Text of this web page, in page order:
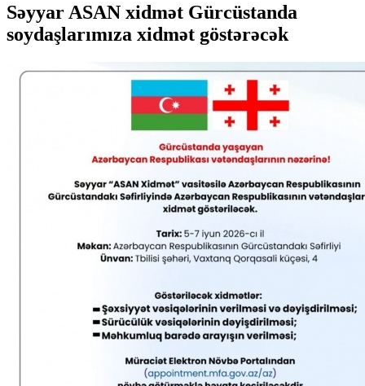
Səyyar ASAN xidmət Gürcüstanda
soydaşlarımıza xidmət göstərəcək